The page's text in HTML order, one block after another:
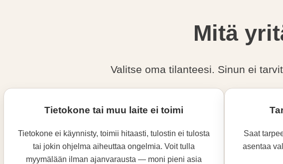
Mitä
Valitse oma tilanteesi. Sinun ei
Tietokone tai muu laite ei toimi
Tietokone ei käynnisty, toimii hitaasti, tulostin ei tulosta
tai jokin ohjelma aiheuttaa ongelmia. Voit tulla
myymälään ilman ajanvarausta — moni pieni asia
Saat
asentaa